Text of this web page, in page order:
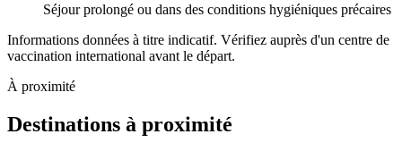
Séjour prolongé ou dans des conditions hygiéniques précaires
Informations données à titre indicatif. Vérifiez auprès d'un centre de
vaccination international avant le départ.
À proximité
Destinations à proximité